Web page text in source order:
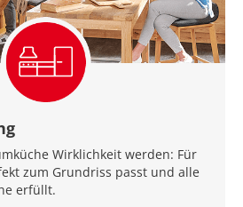
Wirklichkeit werden: Für
zum Grundriss passt und alle
erfüllt.